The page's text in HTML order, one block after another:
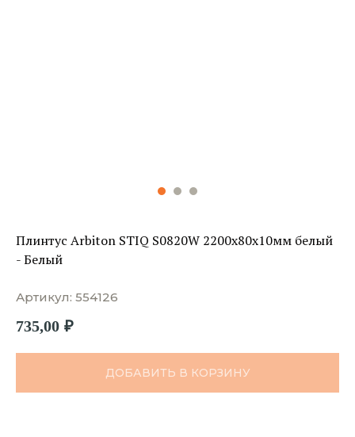
Плинтус Arbiton STIQ S0820W 2200х80х10мм белый
- Белый
Артикул: 554126
735,00 ₽
ДОБАВИТЬ В КОРЗИНУ